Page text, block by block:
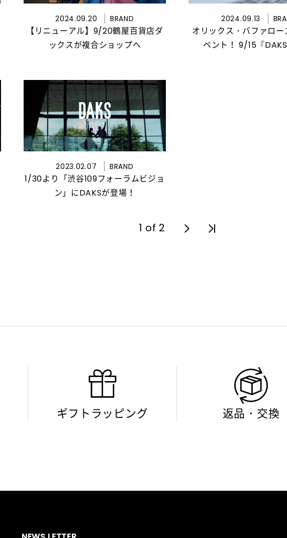
2024.09.20 BRAND
【リニューアル】9/20鶴屋百貨店ダ
ックスが複合ショップへ
2024.09.13
オリックス・バファロー
ベント！ 9/15『DAKS
2023.02.07 BRAND
1/30より「渋谷109フォーラムビジョ
ン」にDAKSが登場！
1 of 2
ギフトラッピング 返品・交換